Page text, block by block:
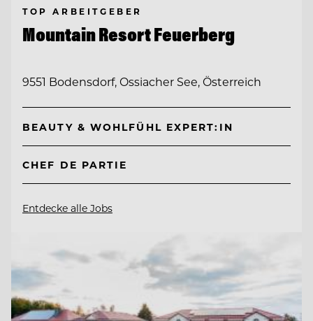
TOP ARBEITGEBER
Mountain Resort Feuerberg
9551 Bodensdorf, Ossiacher See, Österreich
BEAUTY & WOHLFÜHL EXPERT:IN
CHEF DE PARTIE
Entdecke alle Jobs